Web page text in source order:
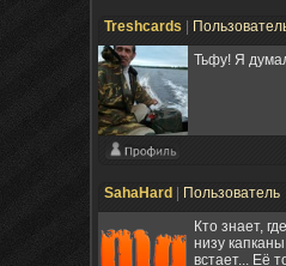
Treshcards
Тьфу! Я
SahaHard Пользователь
Кто знает,
низу
встает... Её